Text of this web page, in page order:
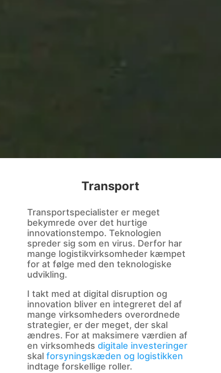
Transport
Transportspecialister er meget
bekymrede over det hurtige
innovationstempo. Teknologien
spreder sig som en virus. Derfor har
mange logistikvirksomheder kæmpet
for at følge med den teknologiske
udvikling.
I takt med at digital disruption og
innovation bliver en integreret del af
mange virksomheders overordnede
strategier, er der meget, der skal
ændres. For at maksimere værdien af
en virksomheds digitale investeringer
skal forsyningskæden og logistikken
indtage forskellige roller.